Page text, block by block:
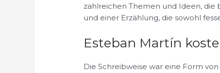
zahlreichen Themen und Ideen,
und einer Erzählung, die sowohl
Esteban Martín
Die Schreibweise war eine Form